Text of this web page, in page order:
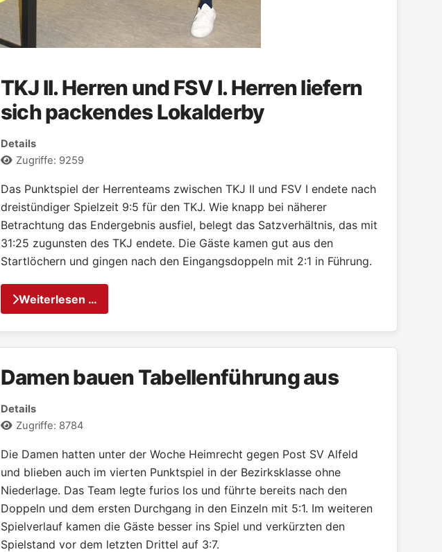
TKJ II. Herren und FSV I. Herren liefern
sich packendes Lokalderby
Details
Zugriffe: 9259
Das Punktspiel der Herrenteams zwischen TKJ II und FSV I endete nach
dreistündiger Spielzeit 9:5 für den TKJ. Wie knapp bei näherer
Betrachtung das Endergebnis ausfiel, belegt das Satzverhältnis, das mit
31:25 zugunsten des TKJ endete. Die Gäste kamen gut aus den
Startlöchern und gingen nach den Eingangsdoppeln mit 2:1 in Führung.
Weiterlesen …
Damen bauen Tabellenführung aus
Details
Zugriffe: 8784
Die Damen hatten unter der Woche Heimrecht gegen Post SV Alfeld
und blieben auch im vierten Punktspiel in der Bezirksklasse ohne
Niederlage. Das Team legte furios los und führte bereits nach den
Doppeln und dem ersten Durchgang in den Einzeln mit 5:1. Im weiteren
Spielverlauf kamen die Gäste besser ins Spiel und verkürzten den
Spielstand vor dem letzten Drittel auf 3:7.